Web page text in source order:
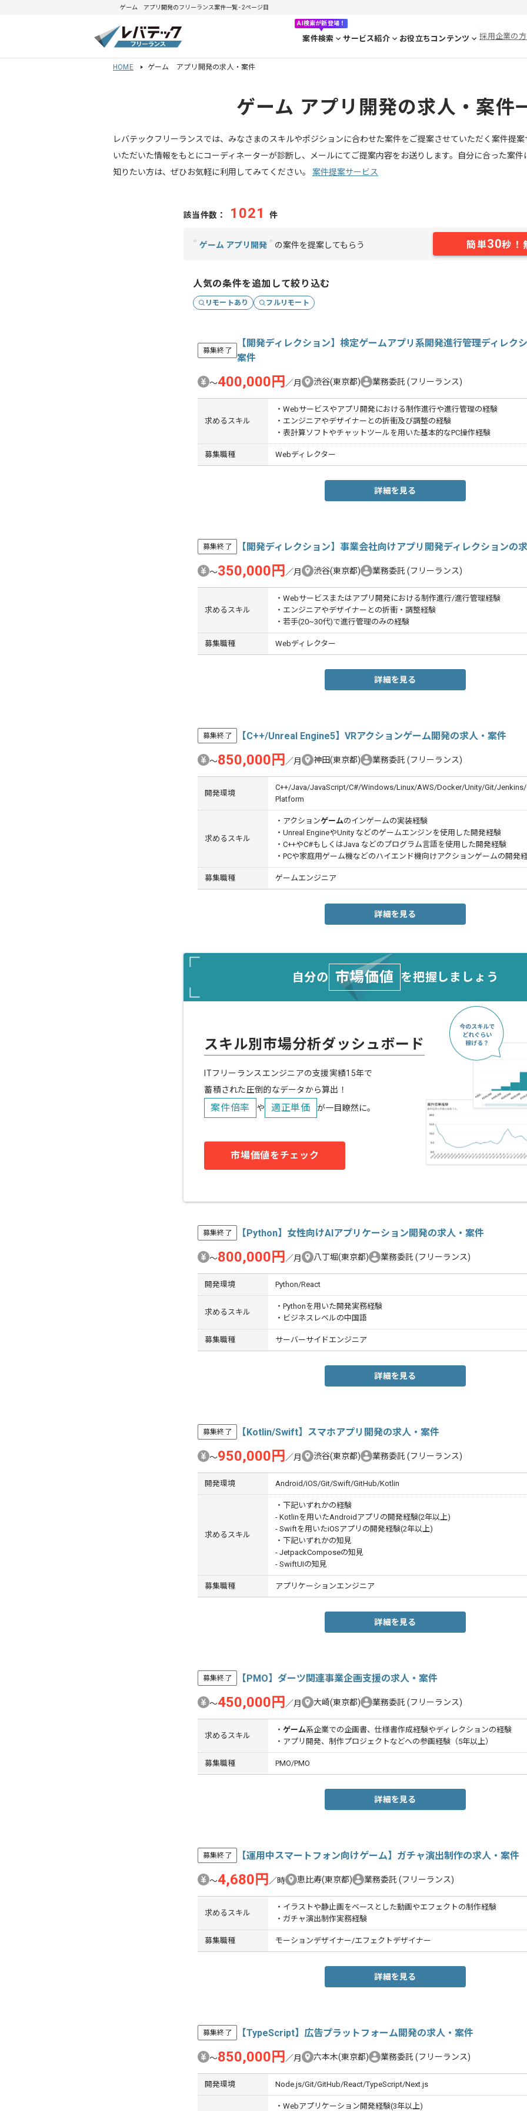
ゲーム アプリ開発のフリーランス案件一覧 - 2ページ目
AI検索が新登場！
案件検索 サービス紹介 お役立ちコンテンツ 採用企業の
HOME ゲーム アプリ開発の求人・案件
ゲーム アプリ開発の求人・案件
レバテックフリーランスでは、みなさまのスキルやポジションに合わせた案件をご提案させていただく案件提
いただいた情報をもとにコーディネーターが診断し、メールにてご提案内容をお送りします。自分に合った案
知りたい方は、ぜひお気軽に利用してみてください。 案件提案サービス
該当件数： 1021 件
“ ゲーム アプリ開発 ” の案件を提案してもらう 簡単30秒！
人気の条件を追加して絞り込む
リモートあり フルリモート
募集終了
【開発ディレクション】検定ゲームアプリ系開発進行管理ディレク
案件
〜400,000円 ／月 渋谷(東京都) 業務委託 (フリーランス)
求めるスキル
・Webサービスやアプリ開発における制作進行や進行管理の経験
・エンジニアやデザイナーとの折衝及び調整の経験
・表計算ソフトやチャットツールを用いた基本的なPC操作経験
募集職種 Webディレクター
詳細を見る
募集終了 【開発ディレクション】事業会社向けアプリ開発ディレクションの
〜350,000円 ／月 渋谷(東京都) 業務委託 (フリーランス)
求めるスキル
・Webサービスまたはアプリ開発における制作進行/進行管理経験
・エンジニアやデザイナーとの折衝・調整経験
・若手(20~30代)で進行管理のみの経験
募集職種 Webディレクター
詳細を見る
募集終了 【C++/Unreal Engine5】VRアクションゲーム開発の求人・案件
〜850,000円 ／月 神田(東京都) 業務委託 (フリーランス)
開発環境
C++/Java/JavaScript/C#/Windows/Linux/AWS/Docker/Unity/Git/
Platform
求めるスキル
・アクションゲームのインゲームの実装経験
・Unreal EngineやUnity などのゲームエンジンを使用した開発経験
・C++やC#もしくはJava などのプログラム言語を使用した開発経験
・PCや家庭用ゲーム機などのハイエンド機向けアクションゲームの開発
募集職種 ゲームエンジニア
詳細を見る
自分の 市場価値 を把握しましょう
スキル別市場分析ダッシュボード
ITフリーランスエンジニアの支援実績15年で
蓄積された圧倒的なデータから算出！
案件倍率 や 適正単価 が一目瞭然に。
市場価値をチェック
募集終了 【Python】女性向けAIアプリケーション開発の求人・案件
〜800,000円 ／月 八丁堀(東京都) 業務委託 (フリーランス)
開発環境 Python/React
求めるスキル
・Pythonを用いた開発実務経験
・ビジネスレベルの中国語
募集職種 サーバーサイドエンジニア
詳細を見る
募集終了 【Kotlin/Swift】スマホアプリ開発の求人・案件
〜950,000円 ／月 渋谷(東京都) 業務委託 (フリーランス)
開発環境 Android/iOS/Git/Swift/GitHub/Kotlin
求めるスキル
・下記いずれかの経験
- Kotlinを用いたAndroidアプリの開発経験(2年以上)
- Swiftを用いたiOSアプリの開発経験(2年以上)
・下記いずれかの知見
- JetpackComposeの知見
- SwiftUIの知見
募集職種 アプリケーションエンジニア
詳細を見る
募集終了 【PMO】ダーツ関連事業企画支援の求人・案件
〜450,000円 ／月 大崎(東京都) 業務委託 (フリーランス)
求めるスキル
・ ゲーム系企業での企画書、仕様書作成経験やディレクションの経験
・アプリ開発、制作プロジェクトなどへの参画経験（5年以上）
募集職種 PMO/PMO
詳細を見る
募集終了 【運用中スマートフォン向けゲーム】ガチャ演出制作の求人・案件
〜4,680円 ／時 恵比寿(東京都) 業務委託 (フリーランス)
求めるスキル
・イラストや静止画をベースとした動画やエフェクトの制作経験
・ガチャ演出制作実務経験
募集職種 モーションデザイナー/エフェクトデザイナー
詳細を見る
募集終了 【TypeScript】広告プラットフォーム開発の求人・案件
〜850,000円 ／月 六本木(東京都) 業務委託 (フリーランス)
開発環境 Node.js/Git/GitHub/React/TypeScript/Next.js
・Webアプリケーション開発経験(3年以上)